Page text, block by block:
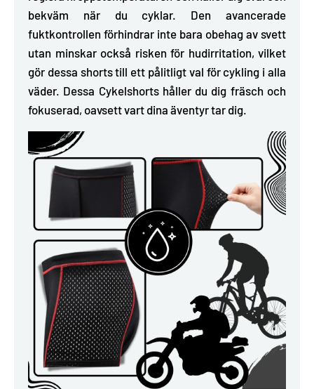
bekväm när du cyklar. Den avancerade
fuktkontrollen förhindrar inte bara obehag av svett
utan minskar också risken för hudirritation, vilket
gör dessa shorts till ett pålitligt val för cykling i alla
väder. Dessa Cykelshorts håller du dig fräsch och
fokuserad, oavsett vart dina äventyr tar dig.